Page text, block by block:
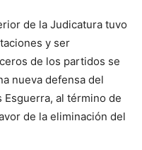
de la Judicatura tuvo
y ser
de los partidos se
nueva defensa del
al término de
de la eliminación del